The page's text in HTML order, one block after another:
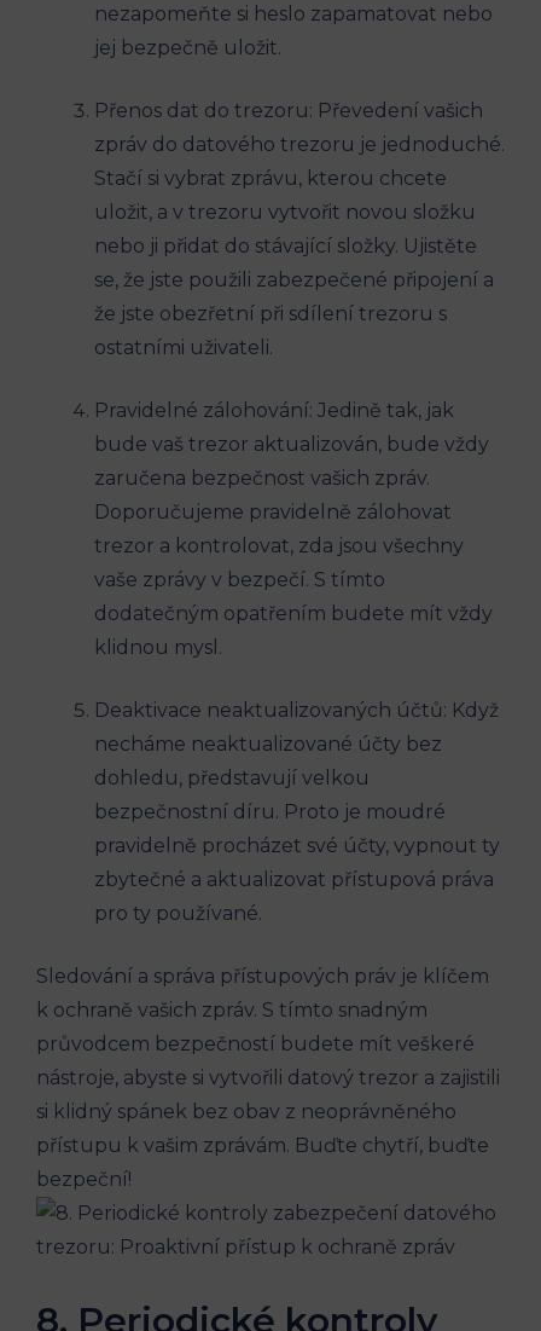
nezapomeňte si heslo zapamatovat nebo
jej bezpečně uložit.
Přenos dat do trezoru: Převedení vašich
zpráv do datového trezoru je jednoduché.
Stačí si vybrat zprávu, kterou chcete
uložit, a v trezoru vytvořit novou složku
nebo ji přidat do stávající složky. Ujistěte
se, že jste použili zabezpečené připojení a
že jste obezřetní při sdílení trezoru s
ostatními uživateli.
Pravidelné zálohování: Jedině tak, jak
bude vaš trezor aktualizován, bude vždy
zaručena bezpečnost vašich zpráv.
Doporučujeme pravidelně zálohovat
trezor a kontrolovat, zda jsou všechny
vaše zprávy v bezpečí. S tímto
dodatečným opatřením budete mít vždy
klidnou mysl.
Deaktivace neaktualizovaných účtů: Když
necháme neaktualizované účty bez
dohledu, představují velkou
bezpečnostní díru. Proto je moudré
pravidelně procházet své účty, vypnout ty
zbytečné a aktualizovat přístupová práva
pro ty používané.
Sledování a správa přístupových práv je klíčem
k ochraně vašich zpráv. S tímto snadným
průvodcem bezpečností budete mít veškeré
nástroje, abyste si vytvořili datový trezor a zajistili
si klidný spánek bez obav z neoprávněného
přístupu k vašim zprávám. Buďte chytří, buďte
bezpeční!
8. Periodické kontroly